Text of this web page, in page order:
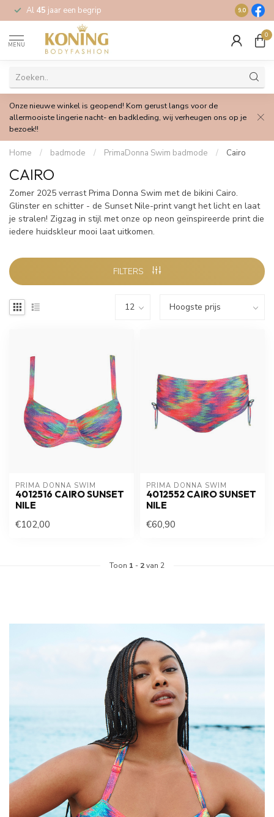
Al 45 jaar een begrip Gratis
9.0
MENU
0
Onze nieuwe winkel is geopend! Kom gerust langs voor de
allermooiste lingerie nacht- en badkleding, wij verheugen ons op je
bezoek!!
Home / badmode / PrimaDonna Swim badmode / Cairo
CAIRO
Zomer 2025 verrast Prima Donna Swim met de bikini Cairo.
Glinster en schitter - de Sunset Nile-print vangt het licht en laat
je stralen! Zigzag in stijl met onze op neon geïnspireerde print die
iedere huidskleur mooi laat uitkomen.
FILTERS
PRIMA DONNA SWIM
4012516 CAIRO SUNSET
NILE
€102,00
PRIMA DONNA SWIM
4012552 CAIRO SUNSET
NILE
€60,90
Toon 1 - 2van 2